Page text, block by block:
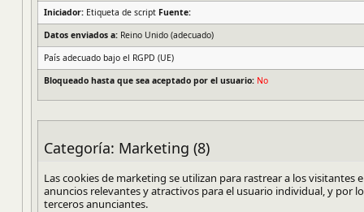
Iniciador: Etiqueta de script Fuente:
Datos enviados a: Reino Unido (adecuado)
País adecuado bajo el RGPD (UE)
Bloqueado hasta que sea aceptado por el usuario: No
Categoría: Marketing (8)
Las cookies de marketing se utilizan para rastrear a los visitantes
anuncios relevantes y atractivos para el usuario individual, y por
terceros anunciantes.